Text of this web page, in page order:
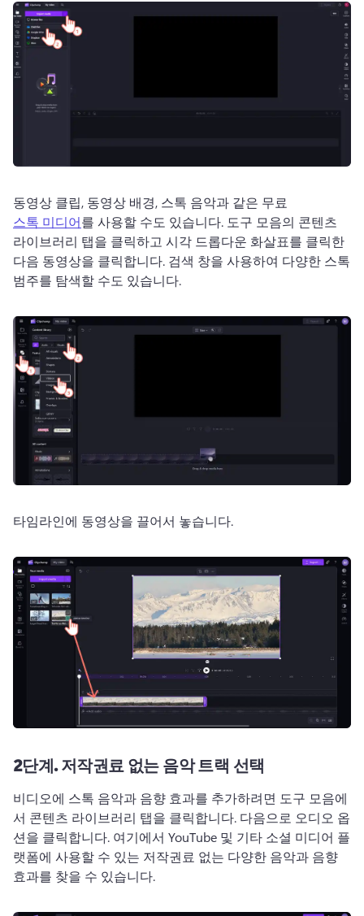
동영상 클립, 동영상 배경, 스톡 음악과 같은 무료
스톡 미디어를 사용할 수도 있습니다. 도구 모음의 콘텐츠
라이브러리 탭을 클릭하고 시각 드롭다운 화살표를 클릭한
다음 동영상을 클릭합니다. 검색 창을 사용하여 다양한 스톡
범주를 탐색할 수도 있습니다.
타임라인에 동영상을 끌어서 놓습니다.
2단계.저작권료 없는 음악 트랙 선택
비디오에 스톡 음악과 음향 효과를 추가하려면 도구 모음에
서 콘텐츠 라이브러리 탭을 클릭합니다. 다음으로 오디오 옵
션을 클릭합니다. 여기에서 YouTube 및 기타 소셜 미디어 플
랫폼에 사용할 수 있는 저작권료 없는 다양한 음악과 음향
효과를 찾을 수 있습니다.